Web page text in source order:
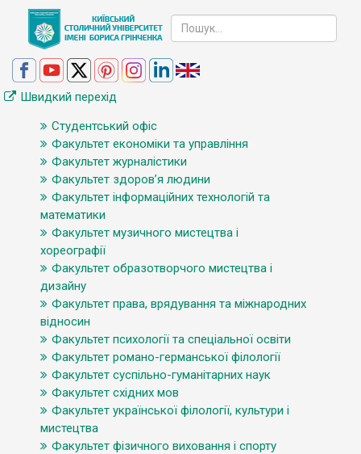
Швидкий перехід
Студентський офіс
Факультет економіки та управління
Факультет журналістики
Факультет здоров’я людини
Факультет інформаційних технологій та
математики
Факультет музичного мистецтва і
хореографії
Факультет образотворчого мистецтва і
дизайну
Факультет права, врядування та міжнародних
відносин
Факультет психології та спеціальної освіти
Факультет романо-германської філології
Факультет суспільно-гуманітарних наук
Факультет східних мов
Факультет української філології, культури і
мистецтва
Факультет фізичного виховання і спорту